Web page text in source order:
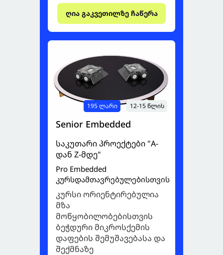
ღია გაკვეთილზე ჩაწერა
195 ლარი 12-15 წლის
Senior Embedded
საკუთარი პროექტები "A-
დან Z-მდე"
კურსი ორიენტირებულია
მზა
მოწყობილობებისთვის
ბეჭდური მიკროსქემის
დაფების შემუშავებასა და
შექმნაზე
Pro Embedded
კურსდამთავრებულებისთვის